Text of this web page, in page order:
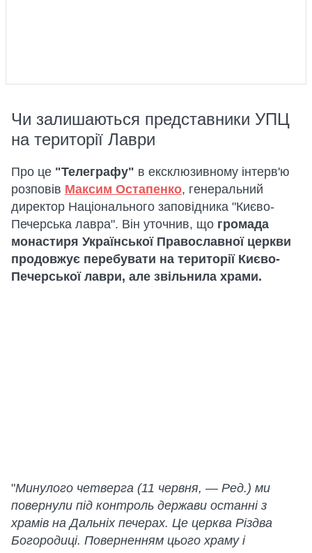
Чи залишаються представники УПЦ
на території Лаври
Про це "Телеграфу" в ексклюзивному інтерв'ю
розповів Максим Остапенко, генеральний
директор Національного заповідника "Києво-
Печерська лавра". Він уточнив, що громада
монастиря Української Православної церкви
продовжує перебувати на території Києво-
Печерської лаври, але звільнила храми.
"Минулого четверга (11 червня, — Ред.) ми
повернули під контроль держави останні з
храмів на Дальніх печерах. Це церква Різдва
Богородиці. Поверненням цього храму і